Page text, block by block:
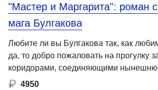
"Мастер и Маргарита": роман
мага Булгакова
Любите ли вы Булгакова так, как
да, то добро пожаловать на прогулку
коридорами, соединяющими
4950